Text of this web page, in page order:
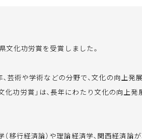
文化功労賞を受賞しました。
、芸術や学術などの分野で、文化の向上
化功労賞」は、長年にわたり文化の向上
移行経済論）や理論経済学、関西経済論